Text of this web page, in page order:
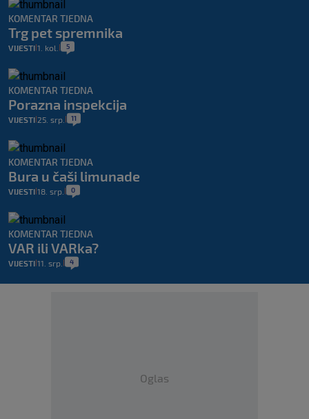
KOMENTAR TJEDNA
Trg pet spremnika
VIJESTI 1. kol. 5
KOMENTAR TJEDNA
Porazna inspekcija
VIJESTI 25. srp. 11
KOMENTAR TJEDNA
Bura u čaši limunade
VIJESTI 18. srp. 0
KOMENTAR TJEDNA
VAR ili VARka?
VIJESTI 11. srp. 4
Oglas